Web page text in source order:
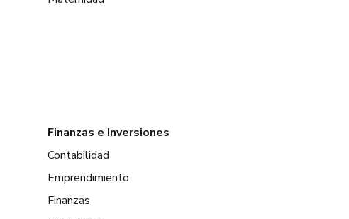
Finanzas e Inversiones
Contabilidad
Emprendimiento
Finanzas